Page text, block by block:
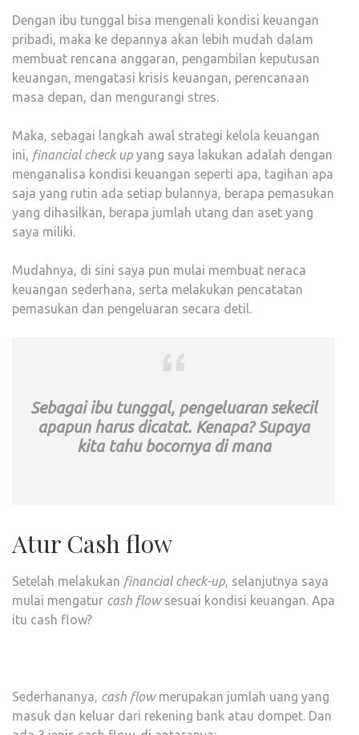
Dengan ibu tunggal bisa mengenali kondisi keuangan
pribadi, maka ke depannya akan lebih mudah dalam
membuat rencana anggaran, pengambilan keputusan
keuangan, mengatasi krisis keuangan, perencanaan
masa depan, dan mengurangi stres.
Maka, sebagai langkah awal strategi kelola keuangan
ini, financial check up yang saya lakukan adalah dengan
menganalisa kondisi keuangan seperti apa, tagihan apa
saja yang rutin ada setiap bulannya, berapa pemasukan
yang dihasilkan, berapa jumlah utang dan aset yang
saya miliki.
Mudahnya, di sini saya pun mulai membuat neraca
keuangan sederhana, serta melakukan pencatatan
pemasukan dan pengeluaran secara detil.
Sebagai ibu tunggal, pengeluaran sekecil
apapun harus dicatat. Kenapa? Supaya
kita tahu bocornya di mana
Atur Cash flow
Setelah melakukan financial check-up, selanjutnya saya
mulai mengatur cash flowsesuai kondisi keuangan. Apa
itu cash flow?
Sederhananya, cash flowmerupakan jumlah uang yang
masuk dan keluar dari rekening bank atau dompet. Dan